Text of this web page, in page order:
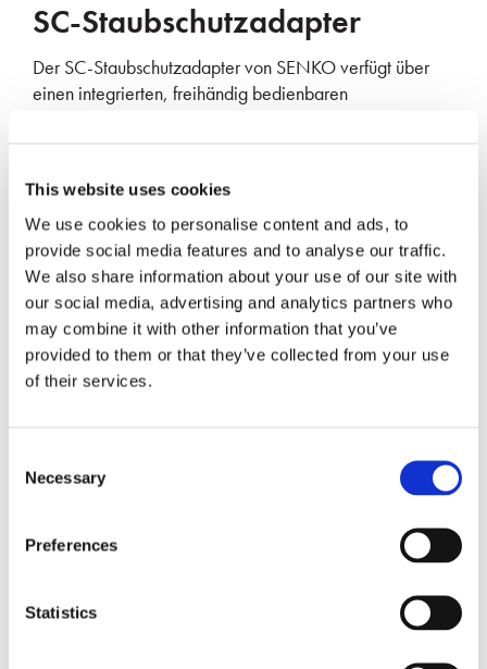
This website uses cookies
We use cookies to personalise content and ads, to
provide social media features and to analyse our traffic.
We also share information about your use of our site with
our social media, advertising and analytics partners who
may combine it with other information that you’ve
provided to them or that they’ve collected from your use
of their services.
Selection
Necessary
Preferences
Statistics
SC-Staubschutzadapter
Der SC-Staubschutzadapter von SENKO verfügt über
einen integrierten, freihändig bedienbaren
IEC TR 62627-08 Leistungskonformität
Staubblende blockiert -25dB @ 1310nm
Rückverfolgbarkeit mit sichtbarer Lichtquelle
100% automatischer Auslöser